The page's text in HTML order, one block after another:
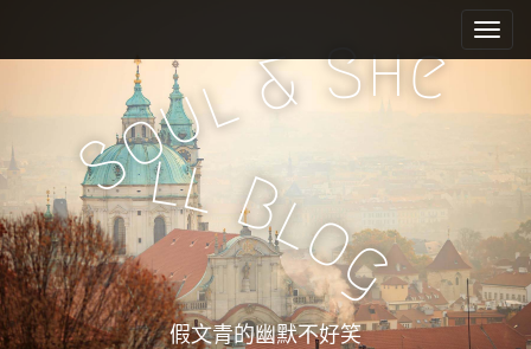
e
n
u
i
c
n
t
e
n
t
Soul&She
ll Bl
og
假文青的幽默不好笑